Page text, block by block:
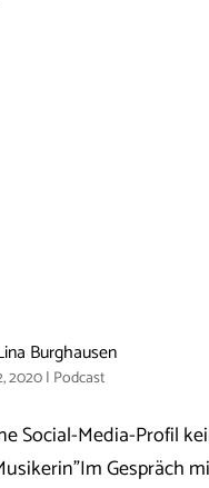
Burghausen
2020| Podcast
Social-Media-Profil
Gespräch